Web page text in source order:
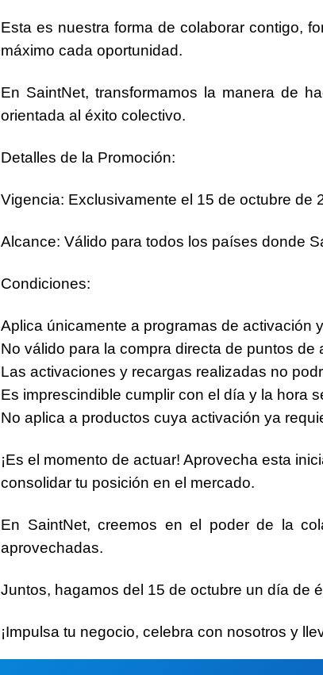
Esta es nuestra forma de colaborar contigo,
máximo cada oportunidad.
En SaintNet, transformamos la manera de
orientada al éxito colectivo.
Detalles de la Promoción:
Vigencia: Exclusivamente el 15 de octubre de
Alcance: Válido para todos los países donde
Condiciones:
Aplica únicamente a programas de activación
No válido para la compra directa de puntos de
Las activaciones y recargas realizadas no
Es imprescindible cumplir con el día y la hora
No aplica a productos cuya activación ya
¡Es el momento de actuar! Aprovecha esta
consolidar tu posición en el mercado.
En SaintNet, creemos en el poder de la
aprovechadas.
Juntos, hagamos del 15 de octubre un día de
¡Impulsa tu negocio, celebra con nosotros y